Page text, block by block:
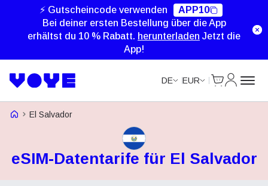
⚡ Gutscheincode verwenden
APP10
Bei deiner ersten Bestellung über die App
erhältst du 10 % Rabatt. herunterladen Jetzt die
App!
DE EUR
Voye Homepage
El Salvador
eSIM-Datentarife für El Salvador